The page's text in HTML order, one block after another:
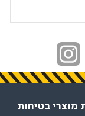
מוצרי בטיחות